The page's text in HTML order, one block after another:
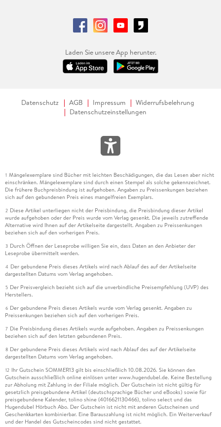
Laden Sie unsere App herunter.
Datenschutz AGB Impressum
Widerrufsbelehrung
Datenschutzeinstellungen
1 Mängelexemplare sind Bücher mit leichten Beschädigungen, die das Lesen aber nicht
einschränken. Mängelexemplare sind durch einen Stempel als solche gekennzeichnet.
Die frühere Buchpreisbindung ist aufgehoben. Angaben zu Preissenkungen beziehen
sich auf den gebundenen Preis eines mangelfreien Exemplars.
2 Diese Artikel unterliegen nicht der Preisbindung, die Preisbindung dieser Artikel
wurde aufgehoben oder der Preis wurde vom Verlag gesenkt. Die jeweils zutreffende
Alternative wird Ihnen auf der Artikelseite dargestellt. Angaben zu Preissenkungen
beziehen sich auf den vorherigen Preis.
3 Durch Öffnen der Leseprobe willigen Sie ein, dass Daten an den Anbieter der
Leseprobe übermittelt werden.
4 Der gebundene Preis dieses Artikels wird nach Ablauf des auf der Artikelseite
dargestellten Datums vom Verlag angehoben.
5 Der Preisvergleich bezieht sich auf die unverbindliche Preisempfehlung (UVP) des
Herstellers.
6 Der gebundene Preis dieses Artikels wurde vom Verlag gesenkt. Angaben zu
Preissenkungen beziehen sich auf den vorherigen Preis.
7 Die Preisbindung dieses Artikels wurde aufgehoben. Angaben zu Preissenkungen
beziehen sich auf den letzten gebundenen Preis.
8 Der gebundene Preis dieses Artikels wird nach Ablauf des auf der Artikelseite
dargestellten Datums vom Verlag angehoben.
12 Ihr Gutschein SOMMER13 gilt bis einschließlich 10.08.2026. Sie können den
Gutschein ausschließlich online einlösen unter www.hugendubel.de. Keine Bestellung
zur Abholung mit Zahlung in der Filiale möglich. Der Gutschein ist nicht gültig für
gesetzlich preisgebundene Artikel (deutschsprachige Bücher und eBooks) sowie für
preisgebundene Kalender, tolino shine (4016621130466), tolino select und das
Hugendubel Hörbuch Abo. Der Gutschein ist nicht mit anderen Gutscheinen und
Geschenkkarten kombinierbar. Eine Barauszahlung ist nicht möglich. Ein Weiterverkauf
und der Handel des Gutscheincodes sind nicht gestattet.